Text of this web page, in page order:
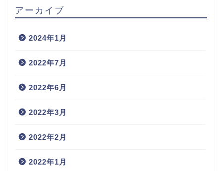
アーカイブ
2024年1月
2022年7月
2022年6月
2022年3月
2022年2月
2022年1月